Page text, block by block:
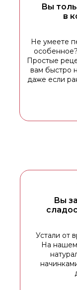
Вы
в
Не умеете
Простые
вам быстро
даже если
Вы
Устали от
На нашем